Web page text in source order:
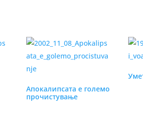
Апокалипсата е големо
прочистување